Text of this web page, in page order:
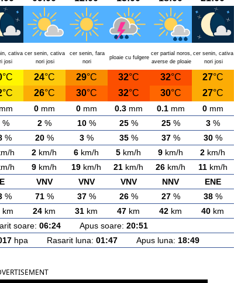
cativa
josi
cer senin, cativa
nori josi
cer senin, fara
nori
ploaie cu fulgere
cer partial noros,
averse de ploaie
cer senin, cativa
nori josi
°C 24°C 29°C 32°C 32°C 27°C
°C 26°C 30°C 32°C 30°C 27°C
0mm 0mm 0.3mm 0.1mm 0mm
% 2% 10% 25% 25% 3%
% 20% 3% 35% 37% 30%
h 2 km/h 6 km/h 5 km/h 9 km/h 2 km/h
h 9 km/h 19 km/h 21 km/h 26 km/h 11km/h
E VNV VNV VNV NNV ENE
% 71% 37% 26% 27% 38%
km 24 km 31 km 47 km 42 km 40 km
soare: 06:24Apus soare: 20:51
hpa Rasarit luna: 01:47 Apus luna: 18:49